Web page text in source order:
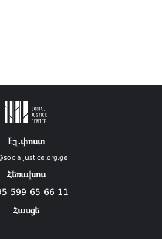
Էլ.փոստ
Հեռախոս
599 65 66 11
Հասցե